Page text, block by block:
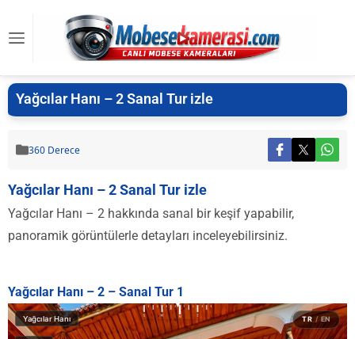
Yağcılar Hanı – 2 Sanal Tur izle
360 Derece
Yağcılar Hanı – 2 Sanal Tur izle
Yağcılar Hanı – 2 hakkında sanal bir keşif yapabilir,
panoramik görüntülerle detayları inceleyebilirsiniz.
Yağcılar Hanı – 2 – Sanal Tur 1